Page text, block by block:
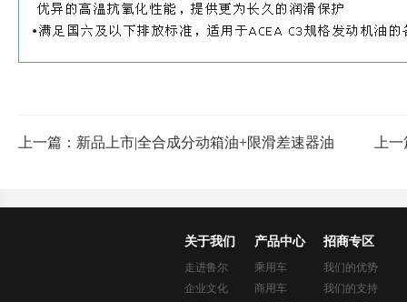
上一篇： 新品上市|全合成分动箱油+限滑差速器油 上
关于我们
走进鲁尔
企业文化
产品中心
乘用车
商用车
招商专区
我们的优势
我们的支持